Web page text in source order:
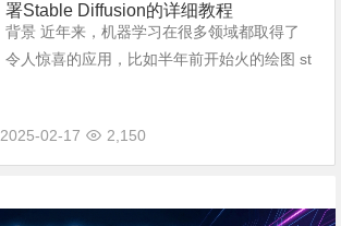
署Stable Diffusion的详细教程
背景 近年来，机器学习在很多领域都取得了
令人惊喜的应用，比如半年前开始火的绘图 st
苦...
2025-02-17 2,150